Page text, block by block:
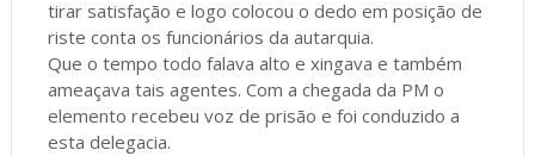
tirar satisfação e logo colocou o dedo em posição de
riste conta os funcionários da autarquia.
Que o tempo todo falava alto e xingava e também
ameaçava tais agentes. Com a chegada da PM o
elemento recebeu voz de prisão e foi conduzido a
esta delegacia.